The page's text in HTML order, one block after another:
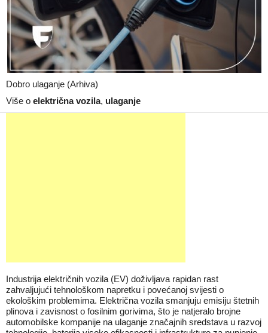
Dobro ulaganje (Arhiva)
Više o električna vozila, ulaganje
Industrija električnih vozila (EV) doživljava rapidan rast
zahvaljujući tehnološkom napretku i povećanoj svijesti o
ekološkim problemima. Električna vozila smanjuju emisiju štetnih
plinova i zavisnost o fosilnim gorivima, što je natjeralo brojne
automobilske kompanije na ulaganje značajnih sredstava u razvoj